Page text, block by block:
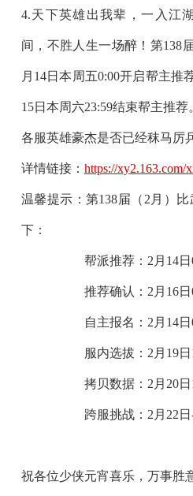
4.天下英雄出我辈，一入江
间，不胜人生一场醉！ 第138
月14日本周五0:00开启帮主推
15日本周六23:59结束帮主推荐
各服英雄豪杰是否已经秣马厉
详情链接： https://xy2.163.com/
温馨提示：第138届（2月）
下：
帮派推荐：2月14日
推荐确认：2月16日
自主报名：2月14日
服内选拔：2月19日
拷贝数据：2月20日
跨服挑战：2月22日-
祝各位少侠元宵喜乐，万事胜